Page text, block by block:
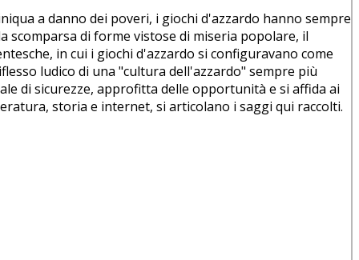
a danno dei poveri, i giochi d'azzardo hanno sempre
scomparsa di forme vistose di miseria popolare, il
in cui i giochi d'azzardo si configuravano come
ludico di una "cultura dell'azzardo" sempre più
di sicurezze, approfitta delle opportunità e si affida ai
storia e internet, si articolano i saggi qui raccolti.